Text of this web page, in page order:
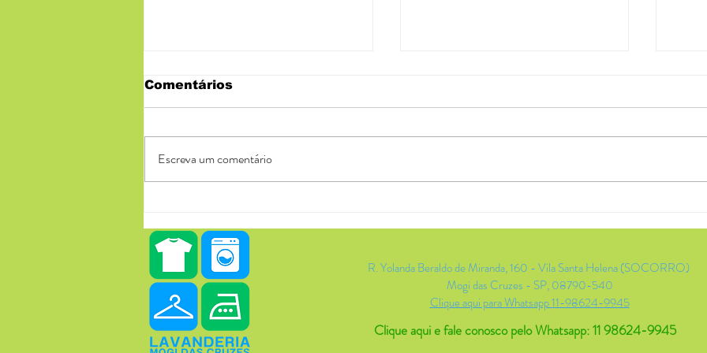
Lavanderia Mogi das
Cruzes
Comentários
Escreva um comentário
R. Yolanda Beraldo de Miranda, 160 - Vila Santa Helena (SOCORRO)
Mogi das Cruzes - SP, 08790-540
Clique aqui para Whatsapp 11-98624-9945
Clique aqui e fale conosco pelo Whatsapp:11 98624-9945